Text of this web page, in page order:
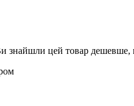
знайшли цей товар